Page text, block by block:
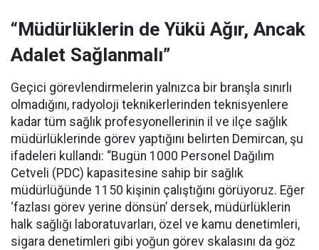
“Müdürlüklerin de Yükü Ağır, Ancak
Adalet Sağlanmalı”
Geçici görevlendirmelerin yalnızca bir branşla sınırlı
olmadığını, radyoloji teknikerlerinden teknisyenlere
kadar tüm sağlık profesyonellerinin il ve ilçe sağlık
müdürlüklerinde görev yaptığını belirten Demircan, şu
ifadeleri kullandı: “Bugün 1000 Personel Dağılım
Cetveli (PDC) kapasitesine sahip bir sağlık
müdürlüğünde 1150 kişinin çalıştığını görüyoruz. Eğer
‘fazlası görev yerine dönsün’ dersek, müdürlüklerin
halk sağlığı laboratuvarları, özel ve kamu denetimleri,
sigara denetimleri gibi yoğun görev skalasını da göz